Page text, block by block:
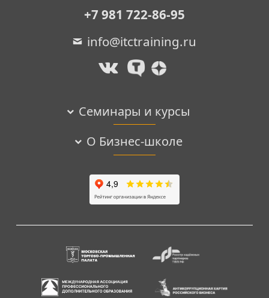
+7 981 722-86-95
info@itctraining.ru
Семинары и курсы
О Бизнес-школе